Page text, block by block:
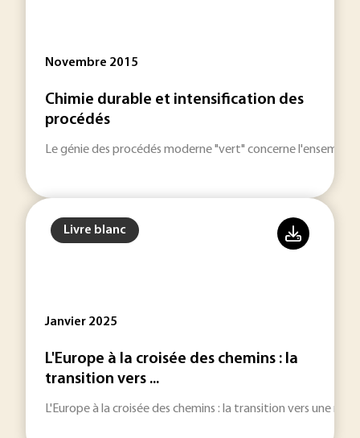
Novembre 2015
Chimie durable et intensification des
procédés
Le génie des procédés moderne "vert" concerne
Livre blanc
Janvier 2025
L'Europe à la croisée des chemins : la
transition vers ...
L'Europe à la croisée des chemins : la transition vers une